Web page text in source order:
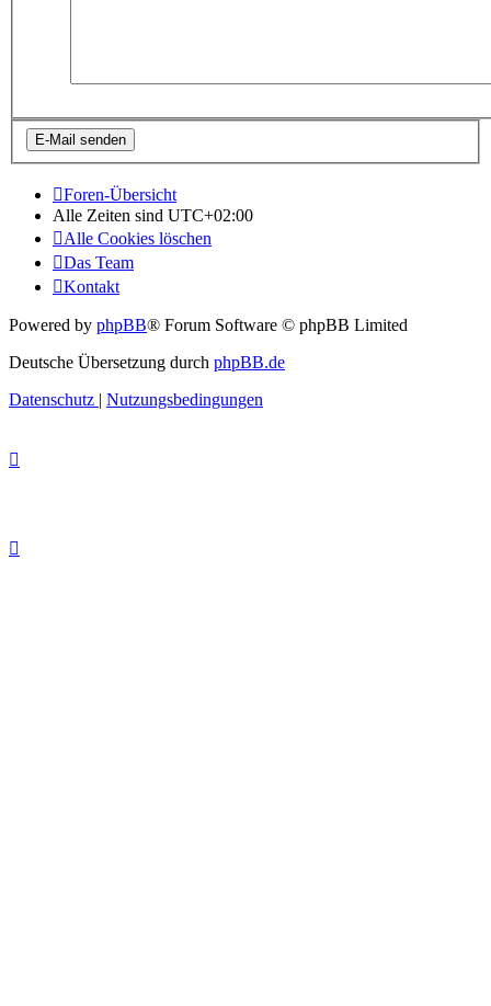
Foren-Übersicht
Alle Zeiten sind UTC+02:00
Alle Cookies löschen
Das Team
Kontakt
Powered by phpBB® Forum Software © phpBB Limited
Deutsche Übersetzung durch phpBB.de
Datenschutz | Nutzungsbedingungen